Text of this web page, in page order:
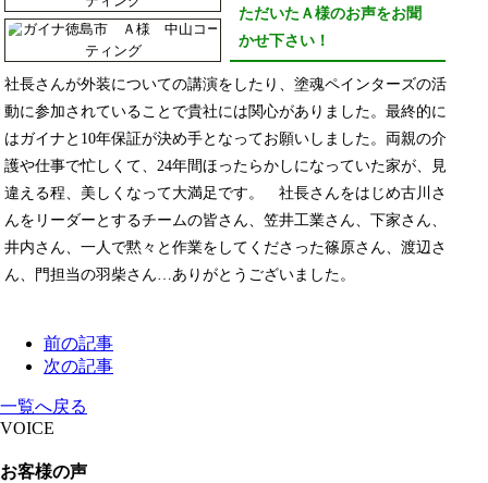
ただいたＡ様のお声をお聞
かせ下さい！
社長さんが外装についての講演をしたり、塗魂ペインターズの活
動に参加されていることで貴社には関心がありました。最終的に
はガイナと10年保証が決め手となってお願いしました。両親の介
護や仕事で忙しくて、24年間ほったらかしになっていた家が、見
違える程、美しくなって大満足です。 社長さんをはじめ古川さ
んをリーダーとするチームの皆さん、笠井工業さん、下家さん、
井内さん、一人で黙々と作業をしてくださった篠原さん、渡辺さ
ん、門担当の羽柴さん…ありがとうございました。
前の記事
次の記事
一覧へ戻る
VOICE
お客様の声